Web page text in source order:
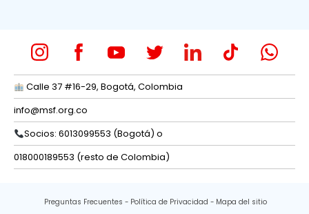
Calle 37 #16-29, Bogotá, Colombia
info@msf.org.co
Socios: 6013099553 (Bogotá) o
018000189553 (resto de Colombia)
Preguntas Frecuentes Política de Privacidad Mapa del sitio